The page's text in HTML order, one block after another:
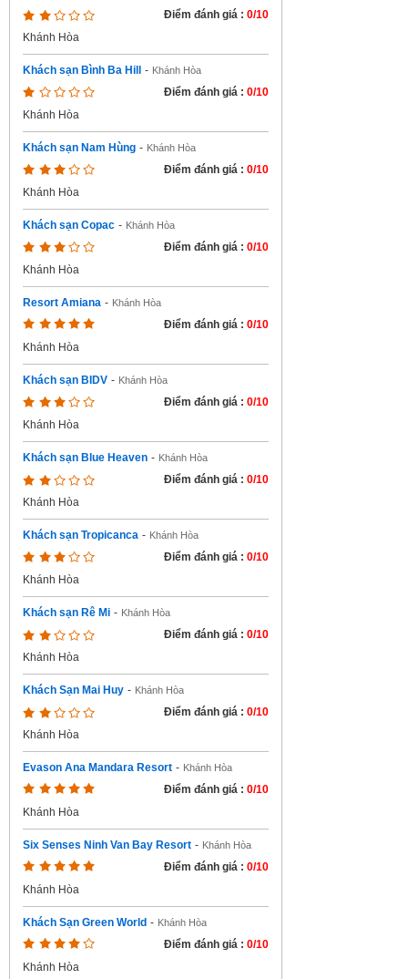
Điểm đánh giá : 0/10
Khánh Hòa
Khách sạn Bình Ba Hill - Khánh Hòa
Điểm đánh giá : 0/10
Khánh Hòa
Khách sạn Nam Hùng - Khánh Hòa
Điểm đánh giá : 0/10
Khánh Hòa
Khách sạn Copac - Khánh Hòa
Điểm đánh giá : 0/10
Khánh Hòa
Resort Amiana - Khánh Hòa
Điểm đánh giá : 0/10
Khánh Hòa
Khách sạn BIDV - Khánh Hòa
Điểm đánh giá : 0/10
Khánh Hòa
Khách sạn Blue Heaven - Khánh Hòa
Điểm đánh giá : 0/10
Khánh Hòa
Khách sạn Tropicanca - Khánh Hòa
Điểm đánh giá : 0/10
Khánh Hòa
Khách sạn Rê Mi - Khánh Hòa
Điểm đánh giá : 0/10
Khánh Hòa
Khách Sạn Mai Huy - Khánh Hòa
Điểm đánh giá : 0/10
Khánh Hòa
Evason Ana Mandara Resort - Khánh Hòa
Điểm đánh giá : 0/10
Khánh Hòa
Six Senses Ninh Van Bay Resort - Khánh Hòa
Điểm đánh giá : 0/10
Khánh Hòa
Khách Sạn Green World - Khánh Hòa
Điểm đánh giá : 0/10
Khánh Hòa